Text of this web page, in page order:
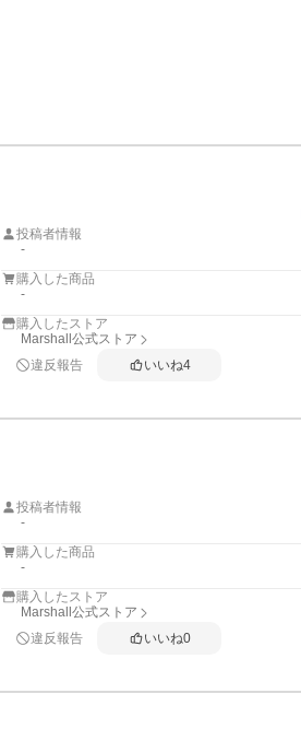
投稿者情報
-
購入した商品
-
購入したストア
Marshall公式ストア
違反報告
いいね4
投稿者情報
-
購入した商品
-
購入したストア
Marshall公式ストア
違反報告
いいね0